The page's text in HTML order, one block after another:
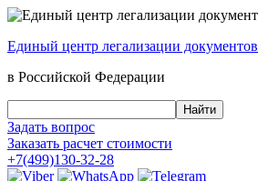
Единый центр легализации документов
в Российской Федерации
Задать вопрос
Заказать расчет стоимости
+7(499)130-32-28